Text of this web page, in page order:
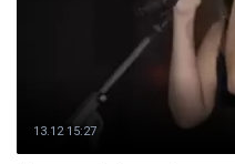
13.12 15:27